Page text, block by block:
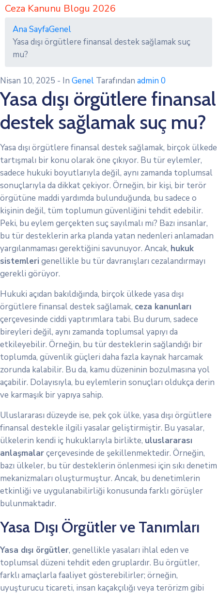
Ceza Kanunu Blogu 2026
Ana SayfaGenel
Yasa dışı örgütlere finansal destek sağlamak suç
mu?
Nisan 10, 2025 - In Genel Tarafından admin0
Yasa dışı örgütlere finansal
destek sağlamak suç mu?
Yasa dışı örgütlere finansal destek sağlamak, birçok ülkede
tartışmalı bir konu olarak öne çıkıyor. Bu tür eylemler,
sadece hukuki boyutlarıyla değil, aynı zamanda toplumsal
sonuçlarıyla da dikkat çekiyor. Örneğin, bir kişi, bir terör
örgütüne maddi yardımda bulunduğunda, bu sadece o
kişinin değil, tüm toplumun güvenliğini tehdit edebilir.
Peki, bu eylem gerçekten suç sayılmalı mı? Bazı insanlar,
bu tür desteklerin arka planda yatan nedenleri anlamadan
yargılanmaması gerektiğini savunuyor. Ancak, hukuk
sistemleri genellikle bu tür davranışları cezalandırmayı
gerekli görüyor.
Hukuki açıdan bakıldığında, birçok ülkede yasa dışı
örgütlere finansal destek sağlamak, ceza kanunları
çerçevesinde ciddi yaptırımlara tabi. Bu durum, sadece
bireyleri değil, aynı zamanda toplumsal yapıyı da
etkileyebilir. Örneğin, bu tür desteklerin sağlandığı bir
toplumda, güvenlik güçleri daha fazla kaynak harcamak
zorunda kalabilir. Bu da, kamu düzeninin bozulmasına yol
açabilir. Dolayısıyla, bu eylemlerin sonuçları oldukça derin
ve karmaşık bir yapıya sahip.
Uluslararası düzeyde ise, pek çok ülke, yasa dışı örgütlere
finansal destekle ilgili yasalar geliştirmiştir. Bu yasalar,
ülkelerin kendi iç hukuklarıyla birlikte, uluslararası
anlaşmalarçerçevesinde de şekillenmektedir. Örneğin,
bazı ülkeler, bu tür desteklerin önlenmesi için sıkı denetim
mekanizmaları oluşturmuştur. Ancak, bu denetimlerin
etkinliği ve uygulanabilirliği konusunda farklı görüşler
bulunmaktadır.
Yasa Dışı Örgütler ve Tanımları
Yasa dışı örgütler, genellikle yasaları ihlal eden ve
toplumsal düzeni tehdit eden gruplardır. Bu örgütler,
farklı amaçlarla faaliyet gösterebilirler; örneğin,
uyuşturucu ticareti, insan kaçakçılığı veya terörizm gibi